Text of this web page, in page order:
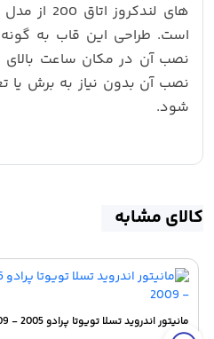
است. طراحی این قاب به‌
نصب آن در مکان ساعت
نصب آن بدون نیاز به برش یا
شود.
کالای مشابه
مانیتور اندروید تسلا تویوتا پرادو 2005 - 2009